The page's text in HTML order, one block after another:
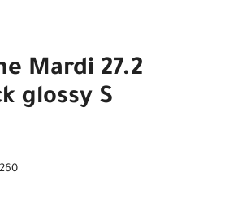
Mardi 27.2
glossy S